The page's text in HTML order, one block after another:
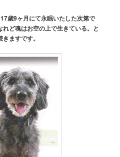
歳9ヶ月にて永眠いたした次第で
ど魂はお空の上で生きている。と
ますです。